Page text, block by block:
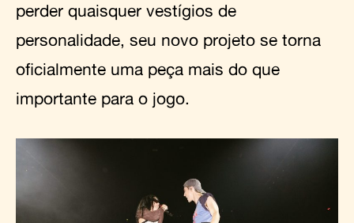
perder quaisquer vestígios de
personalidade, seu novo projeto se torna
oficialmente uma peça mais do que
importante para o jogo.